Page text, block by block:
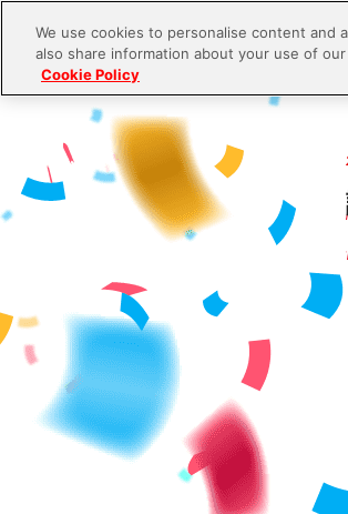
S
t
o
n
We use cookies to personalise content and
also share information about your use of
Cookie Policy